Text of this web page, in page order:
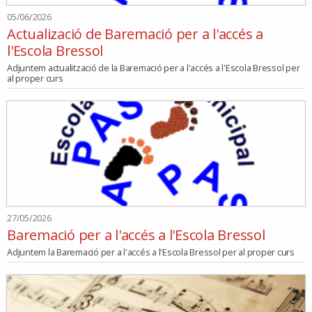
05/06/2026
Actualizació de Baremació per a l'accés a
l'Escola Bressol
Adjuntem actualització de la Baremació per a l'accés a l'Escola Bressol per
al proper curs
27/05/2026
Baremació per a l'accés a l'Escola Bressol
Adjuntem la Baremació per a l'accés a l'Escola Bressol per al proper curs